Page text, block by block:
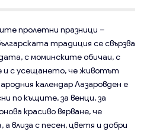
пролетни празници –
традиция се свързва
с моминските обичаи, с
и с усещането, че животът
календар Лазаровден е
по къщите, за венци, за
красиво вярване, че
влиза с песен, цветя и добри